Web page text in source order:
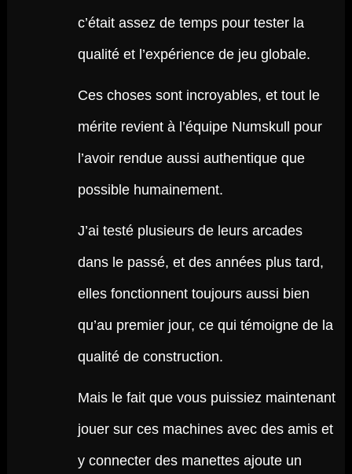
c’était assez de temps pour tester la
qualité et l’expérience de jeu globale.
Ces choses sont incroyables, et tout le
mérite revient à l’équipe Numskull pour
l’avoir rendue aussi authentique que
possible humainement.
J’ai testé plusieurs de leurs arcades
dans le passé, et des années plus tard,
elles fonctionnent toujours aussi bien
qu’au premier jour, ce qui témoigne de la
qualité de construction.
Mais le fait que vous puissiez maintenant
jouer sur ces machines avec des amis et
y connecter des manettes ajoute un